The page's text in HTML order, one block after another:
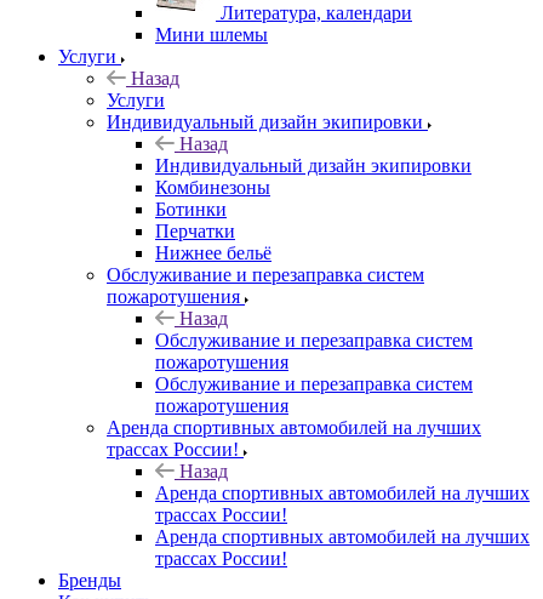
Литература, календари
Мини шлемы
Услуги
Назад
Услуги
Индивидуальный дизайн экипировки
Назад
Индивидуальный дизайн экипировки
Комбинезоны
Ботинки
Перчатки
Нижнее бельё
Обслуживание и перезаправка систем
пожаротушения
Назад
Обслуживание и перезаправка систем
пожаротушения
Обслуживание и перезаправка систем
пожаротушения
Аренда спортивных автомобилей на лучших
трассах России!
Назад
Аренда спортивных автомобилей на лучших
трассах России!
Аренда спортивных автомобилей на лучших
трассах России!
Бренды